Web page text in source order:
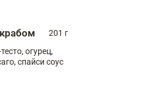
201 г
огурец,
спайси соус